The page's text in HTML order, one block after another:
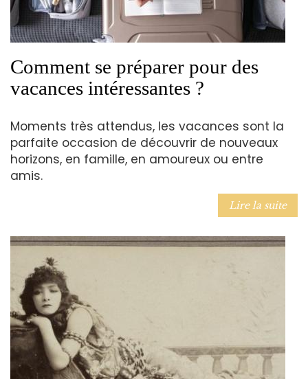
Comment se préparer pour des
vacances intéressantes ?
Moments très attendus, les vacances sont la
parfaite occasion de découvrir de nouveaux
horizons, en famille, en amoureux ou entre
amis.
Lire la suite